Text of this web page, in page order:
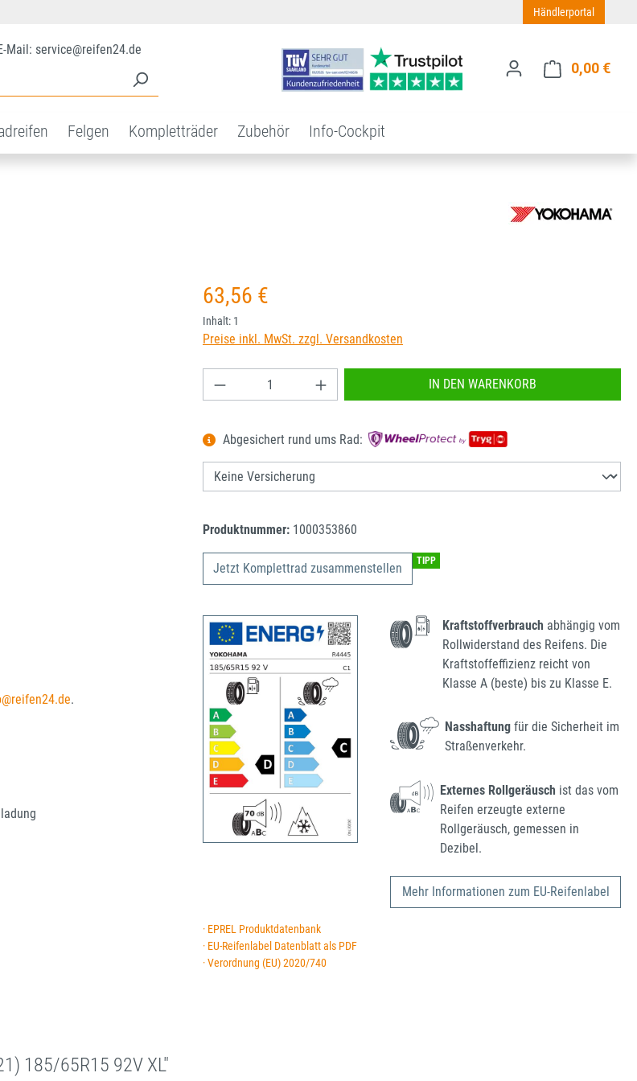
Händlerportal
Mail: service@reifen24.de
0,00 €
Felgen Kompletträder Zubehör Info-Cockpit
.
Regulärer Preis:
63,56 €
Inhalt: 1
Preise inkl. MwSt. zzgl. Versandkosten
Produkt Anzahl: Gib den gewünschten Wert ein oder
IN DEN WARENKORB
Abgesichert rund ums Rad:
Produktnummer: 1000353860
Jetzt Komplettrad zusammenstellen TIPP
Kraftstoffverbrauch abhängig vom
Rollwiderstand des Reifens. Die
Kraftstoffeffizienz reicht von
Klasse A (beste) bis zu Klasse E.
Nasshaftung für die Sicherheit im
Straßenverkehr.
Externes Rollgeräusch ist das vom
Reifen erzeugte externe
Rollgeräusch, gemessen in
Dezibel.
Mehr Informationen zum EU-Reifenlabel
· EPREL Produktdatenbank
· EU-Reifenlabel Datenblatt als PDF
· Verordnung (EU) 2020/740
185/65R15 92V XL"